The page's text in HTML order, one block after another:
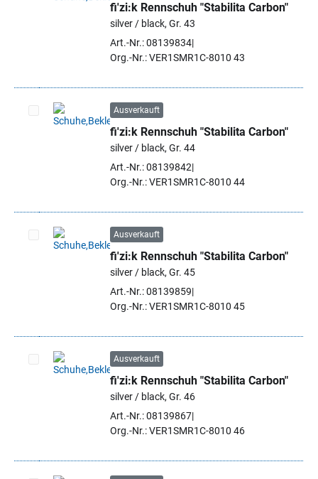
Artikel auswählen
fi'zi:k Rennschuh "Stabilita Carbon"
silver / black, Gr. 43
Art.-Nr.: 08139834
Org.-Nr.: VER1SMR1C-8010 43
Artikel auswählen
Ausverkauft
fi'zi:k Rennschuh "Stabilita Carbon"
silver / black, Gr. 44
Art.-Nr.: 08139842
Org.-Nr.: VER1SMR1C-8010 44
Artikel auswählen
Ausverkauft
fi'zi:k Rennschuh "Stabilita Carbon"
silver / black, Gr. 45
Art.-Nr.: 08139859
Org.-Nr.: VER1SMR1C-8010 45
Artikel auswählen
Ausverkauft
fi'zi:k Rennschuh "Stabilita Carbon"
silver / black, Gr. 46
Art.-Nr.: 08139867
Org.-Nr.: VER1SMR1C-8010 46